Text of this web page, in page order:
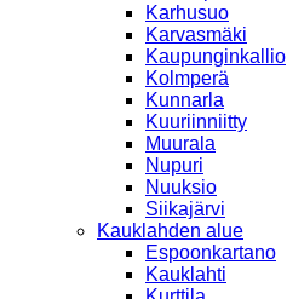
Karhusuo
Karvasmäki
Kaupunginkallio
Kolmperä
Kunnarla
Kuuriinniitty
Muurala
Nupuri
Nuuksio
Siikajärvi
Kauklahden alue
Espoonkartano
Kauklahti